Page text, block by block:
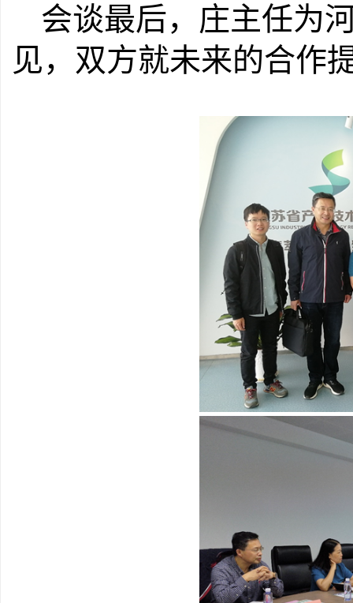
会谈最后，庄主任为
见，双方就未来的合作